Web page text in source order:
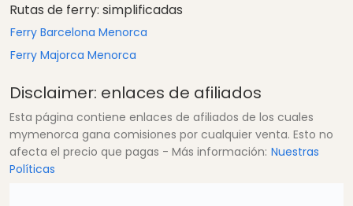
Rutas de ferry: simplificadas
Ferry Barcelona Menorca
Ferry Majorca Menorca
Disclaimer: enlaces de afiliados
Esta página contiene enlaces de afiliados de los cuales
mymenorca gana comisiones por cualquier venta. Esto no
afecta el precio que pagas - Más información: Nuestras
Políticas